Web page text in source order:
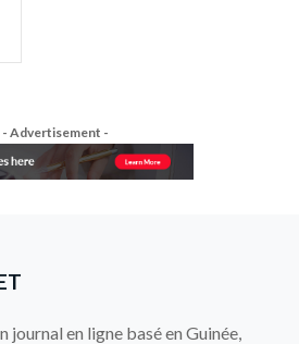
- Advertisement -
journal en ligne basé en Guinée,